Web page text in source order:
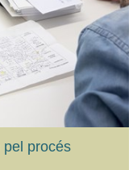
pel procés